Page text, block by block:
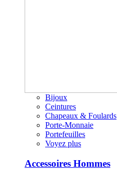
Bijoux
Ceintures
Chapeaux & Foulards
Porte-Monnaie
Portefeuilles
Voyez plus
Accessoires Hommes